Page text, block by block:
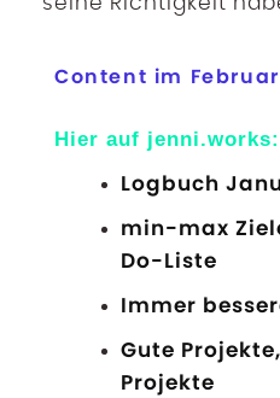
Content im Februar
Hier auf jenni.works:
Logbuch
min-max
Do-Liste
Immer
Gute
Projekte